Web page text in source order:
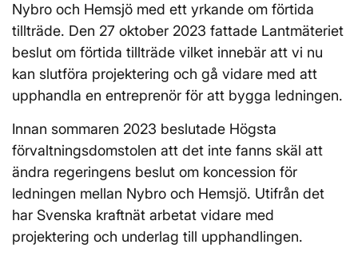
Nybro och Hemsjö med ett yrkande om förtida
tillträde. Den 27 oktober 2023 fattade Lantmäteriet
beslut om förtida tillträde vilket innebär att vi nu
kan slutföra projektering och gå vidare med att
upphandla en entreprenör för att bygga ledningen.
Innan sommaren 2023 beslutade Högsta
förvaltningsdomstolen att det inte fanns skäl att
ändra regeringens beslut om koncession för
ledningen mellan Nybro och Hemsjö. Utifrån det
har Svenska kraftnät arbetat vidare med
projektering och underlag till upphandlingen.